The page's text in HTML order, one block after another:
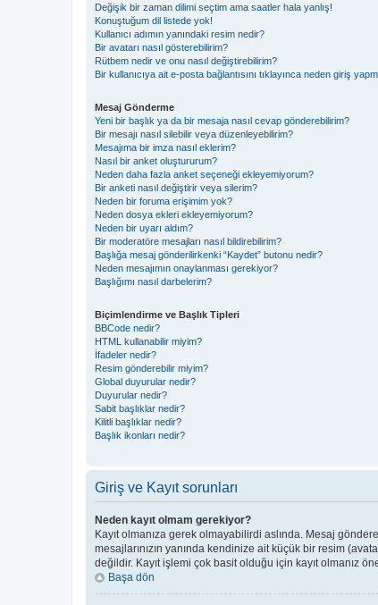
Değişik bir zaman dilimi seçtim ama saatler hala yanlış!
Konuştuğum dil listede yok!
Kullanıcı adımın yanındaki resim nedir?
Bir avatarı nasıl gösterebilirim?
Rütbem nedir ve onu nasıl değiştirebilirim?
Bir kullanıcıya ait e-posta bağlantısını tıklayınca neden giriş
Mesaj Gönderme
Yeni bir başlık ya da bir mesaja nasıl cevap gönderebilirim?
Bir mesajı nasıl silebilir veya düzenleyebilirim?
Mesajıma bir imza nasıl eklerim?
Nasıl bir anket oluştururum?
Neden daha fazla anket seçeneği ekleyemiyorum?
Bir anketi nasıl değiştirir veya silerim?
Neden bir foruma erişimim yok?
Neden dosya ekleri ekleyemiyorum?
Neden bir uyarı aldım?
Bir moderatöre mesajları nasıl bildirebilirim?
Başlığa mesaj gönderilirkenki “Kaydet” butonu nedir?
Neden mesajımın onaylanması gerekiyor?
Başlığımı nasıl darbelerim?
Biçimlendirme ve Başlık Tipleri
BBCode nedir?
HTML kullanabilir miyim?
İfadeler nedir?
Resim gönderebilir miyim?
Global duyurular nedir?
Duyurular nedir?
Sabit başlıklar nedir?
Kilitli başlıklar nedir?
Başlık ikonları nedir?
Giriş ve Kayıt sorunları
Neden kayıt olmam gerekiyor?
Kayıt olmanıza gerek olmayabilirdi aslında. Mesaj
mesajlarınızın yanında kendinize ait küçük bir resim
değildir. Kayıt işlemi çok basit olduğu için kayıt olmanız
Başa dön